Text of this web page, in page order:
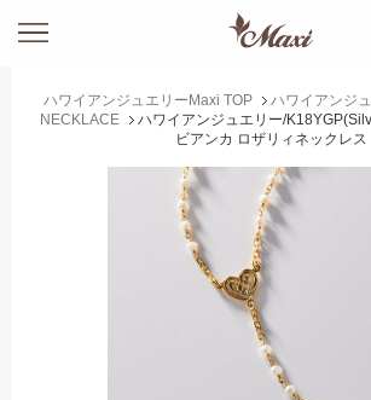
ハワイアンジュエリーMaxi TOP
ハワイアンジ
NECKLACE
ハワイアンジュエリー/
ビアンカ ロザリィネックレス